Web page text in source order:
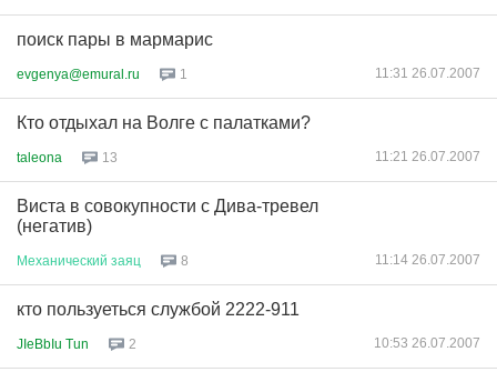
поиск пары в мармарис
evgenya@emural.ru 1 11:31 26.07.2007
Кто отдыхал на Волге с палатками?
taleona 13 11:21 26.07.2007
Виста в совокупности с Дива-тревел
(негатив)
Механический заяц 8 11:14 26.07.2007
кто пользуеться службой 2222-911
JIeBbIu Tun 2 10:53 26.07.2007